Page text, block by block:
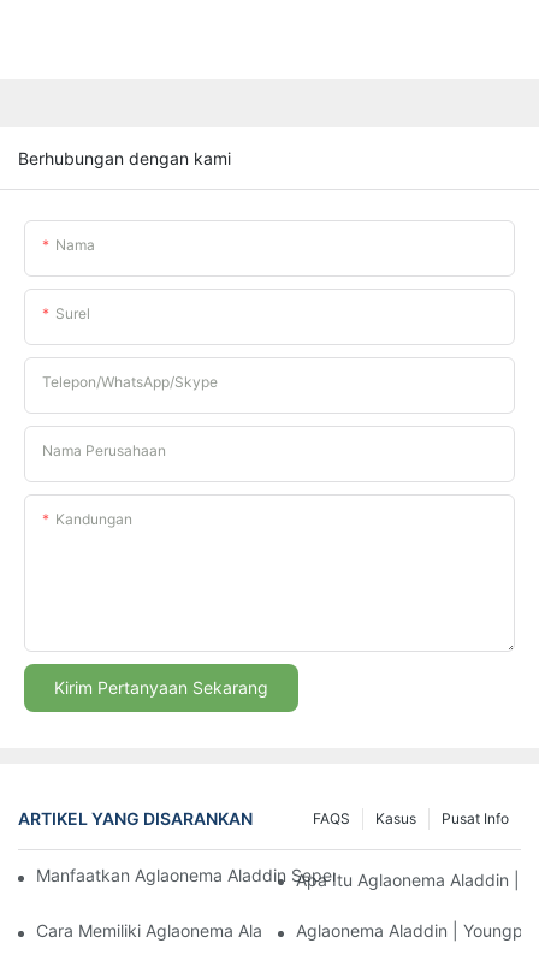
Berhubungan dengan kami
Nama
Surel
Telepon/WhatsApp/Skype
Nama Perusahaan
Kandungan
Kirim Pertanyaan Sekarang
ARTIKEL YANG DISARANKAN Pusat Info
Kasus
FAQS
Manfaatkan Aglaonema Aladdin Sepenuhnya Untuk
Apa Itu Aglaonema Aladdin |
Cara Memiliki Aglaonema Aladdin GratisAglaonema Aladdin |